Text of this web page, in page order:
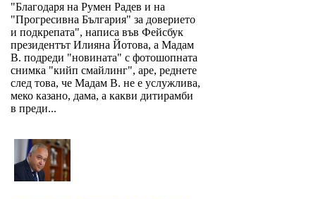
"Благодаря на Румен Радев и на
"Прогресивна България" за доверието
и подкрепата", написа във Фейсбук
президентът Илияна Йотова, а Мадам
В. подреди "новината" с фотошопната
снимка "кийп смайлинг", аре, реднете
след това, че Мадам В. не е услужлива,
меко казано, дама, а какви дитирамби
в преди...